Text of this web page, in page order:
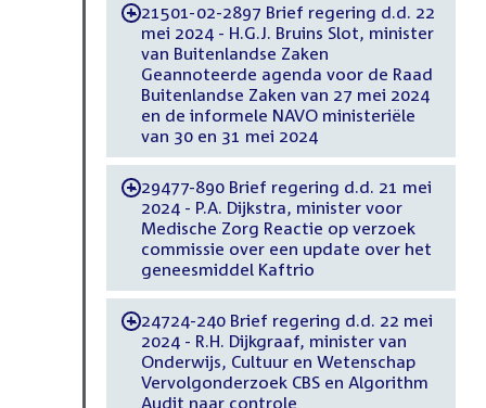
-21501-02-2897 Brief regering d.d. 22
mei 2024 - H.G.J. Bruins Slot, minister
van Buitenlandse Zaken
Geannoteerde agenda voor de Raad
Buitenlandse Zaken van 27 mei 2024
en de informele NAVO ministeriële
van 30 en 31 mei 2024
-29477-890 Brief regering d.d. 21 mei
2024 - P.A. Dijkstra, minister voor
Medische Zorg Reactie op verzoek
commissie over een update over het
geneesmiddel Kaftrio
-24724-240 Brief regering d.d. 22 mei
2024 - R.H. Dijkgraaf, minister van
Onderwijs, Cultuur en Wetenschap
Vervolgonderzoek CBS en Algorithm
Audit naar controle